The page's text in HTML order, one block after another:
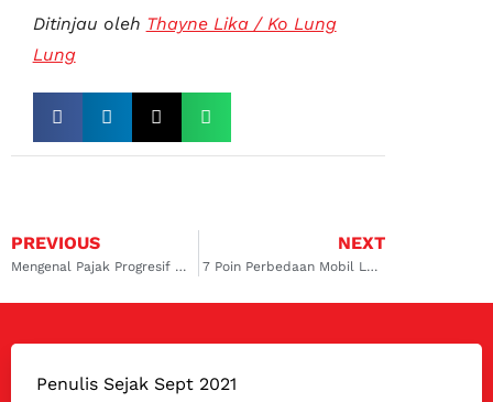
Ditinjau oleh Thayne Lika / Ko Lung
Lung
PREVIOUS
Mengenal Pajak Progresif Mobil dan Cara Perhitungannya
NEXT
7 Poin Perbedaan Mobil LCGC dan City Car
Penulis Sejak Sept 2021